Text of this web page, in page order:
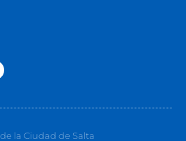
la Ciudad de Salta